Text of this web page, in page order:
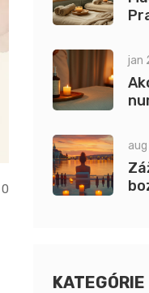
0
jan
KATEGÓRIE